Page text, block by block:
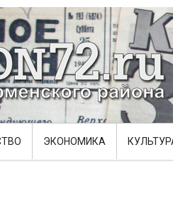
ЭКОНОМИКА